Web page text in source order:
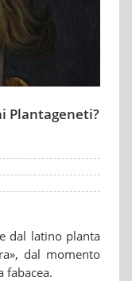
Plantageneti?
dal latino planta
dal momento
fabacea.